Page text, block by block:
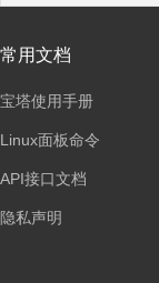
面
常用文档
宝塔使用手册
Linux面板命令
API接口文档
隐私声明